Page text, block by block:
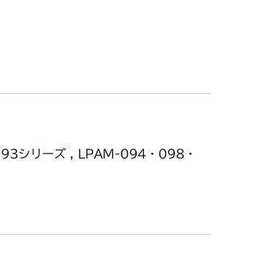
リーズ , LPAM-094・098・